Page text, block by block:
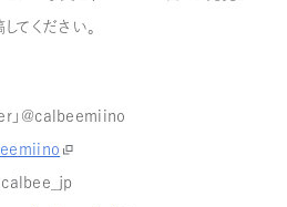
てください。
」@calbeemiino
calbee_jp